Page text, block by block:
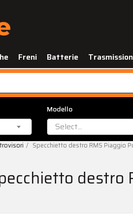
Freni Batterie
Modello
Select...
Specchietto destro RMS Piaggio
destro